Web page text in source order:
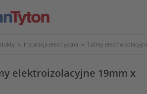
> Instalacja elektryczna > Taśmy
elektroizolacyjne 19mm x